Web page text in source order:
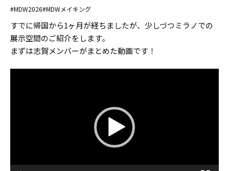
#MDW2026#MDWメイキング
すでに帰国から1ヶ月が経ちましたが、少しづつミラノでの
展示空間のご紹介をします。
まずは志賀メンバーがまとめた動画です！